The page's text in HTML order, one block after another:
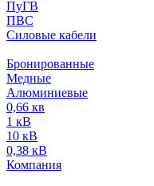
ПуГВ
ПВС
Силовые кабели
Бронированные
Медные
Алюминиевые
0,66 кв
1 кВ
10 кВ
0,38 кВ
Компания